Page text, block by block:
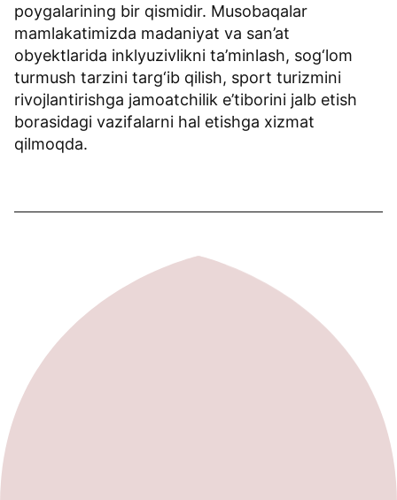
poygalarining bir qismidir. Musobaqalar
mamlakatimizda madaniyat va san’at
obyektlarida inklyuzivlikni ta’minlash, sog‘lom
turmush tarzini targ‘ib qilish, sport turizmini
rivojlantirishga jamoatchilik e’tiborini jalb etish
borasidagi vazifalarni hal etishga xizmat
qilmoqda.